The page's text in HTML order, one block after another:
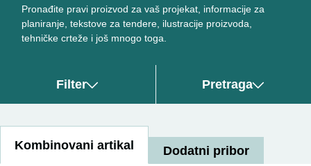
Pronađite pravi proizvod za vaš projekat, informacije za
planiranje, tekstove za tendere, ilustracije proizvoda,
tehničke crteže i još mnogo toga.
Filter Pretraga
Kombinovani artikal Dodatni pribor